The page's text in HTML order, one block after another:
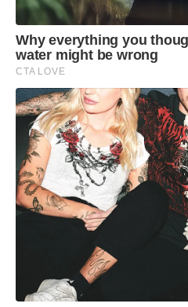
Why everything you
water might be wrong
CTA LOVE